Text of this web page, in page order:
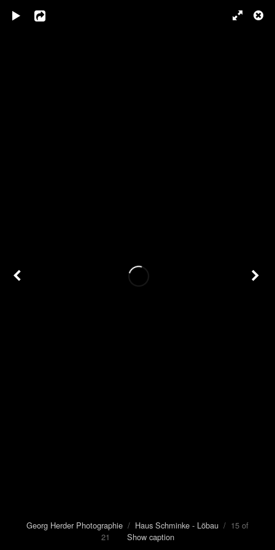
Georg Herder Photographie / Haus Schminke - Löbau / 15 of
21 Show caption